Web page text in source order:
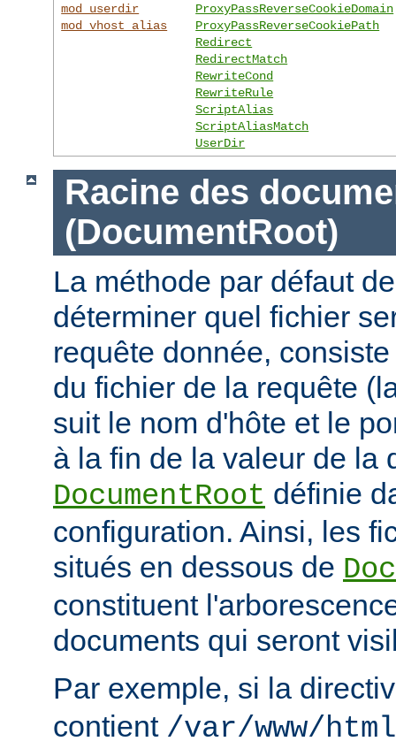
mod_userdir
mod_vhost_alias
ProxyPassReverseCookieDomain
ProxyPassReverseCookiePath
Redirect
RedirectMatch
RewriteCond
RewriteRule
ScriptAlias
ScriptAliasMatch
UserDir
Racine des
(DocumentRoot)
La méthode par défaut
déterminer quel fichier
requête donnée,
du fichier de la requête
suit le nom d'hôte et le
à la fin de la valeur de la
DocumentRoot définie
configuration. Ainsi, les
situés en dessous de
constituent
documents qui seront
Par exemple, si la
contient /var/www/html